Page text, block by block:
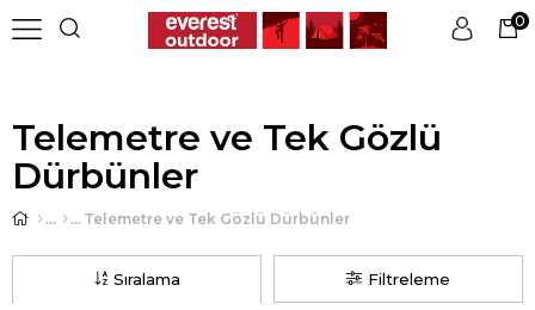
0
Telemetre ve Tek Gözlü
Dürbünler
Telemetre ve Tek Gözlü Dürbünler
Filtreleme
Sıralama